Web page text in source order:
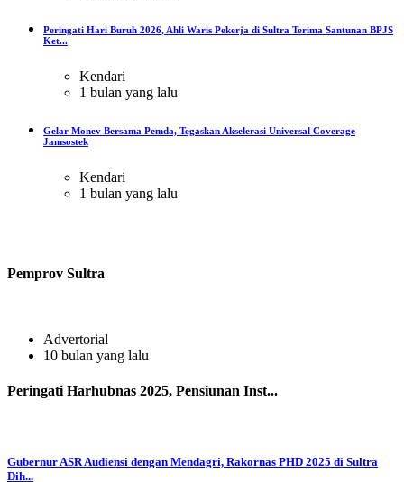
Peringati Hari Buruh 2026, Ahli Waris Pekerja di Sultra Terima Santunan BPJS
Ket...
Kendari
1 bulan yang lalu
Gelar Monev Bersama Pemda, Tegaskan Akselerasi Universal Coverage
Jamsostek
Kendari
1 bulan yang lalu
Pemprov Sultra
Advertorial
10 bulan yang lalu
Peringati Harhubnas 2025, Pensiunan Inst...
Gubernur ASR Audiensi dengan Mendagri, Rakornas PHD 2025 di Sultra
Dih...